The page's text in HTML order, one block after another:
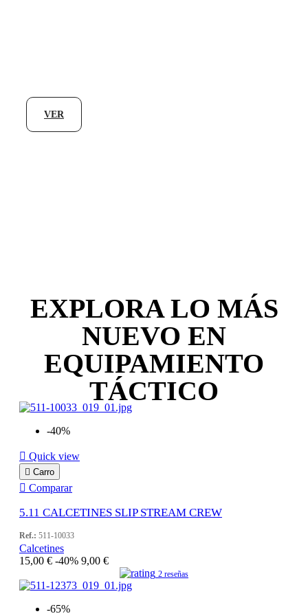
VER
EXPLORA LO MÁS
NUEVO EN
EQUIPAMIENTO
TÁCTICO
-40%
 Quick view
 Carro
 Comparar
5.11 CALCETINES SLIP STREAM CREW
Ref.: 511-10033
Calcetines
15,00 € -40% 9,00 €
2 reseñas
-65%